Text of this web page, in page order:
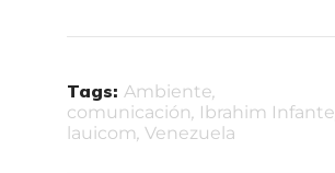
Tags: Ambiente
comunicación Ibrahim Infante
lauicom ,Venezuela